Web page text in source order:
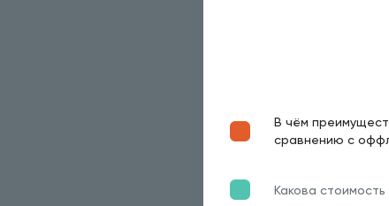
В чём
сравнению с
Какова стоимость